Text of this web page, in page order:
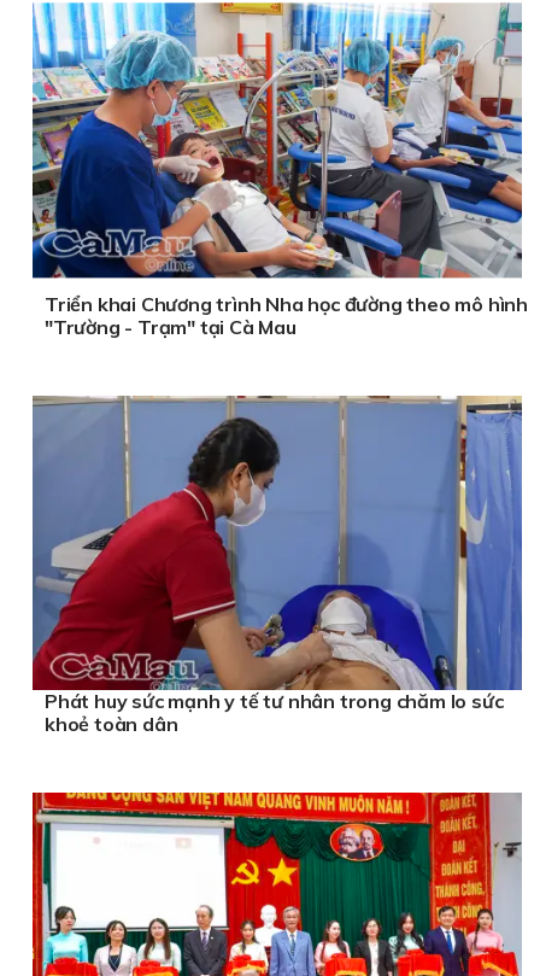
Triển khai Chương trình Nha học đường theo mô hình
"Trường - Trạm" tại Cà Mau
Phát huy sức mạnh y tế tư nhân trong chăm lo sức
khoẻ toàn dân